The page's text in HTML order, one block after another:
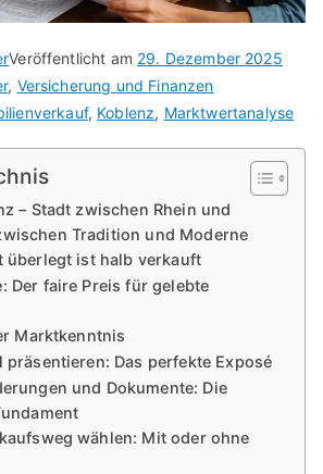
Veröffentlicht am 29. Dezember 2025
, Versicherung und Finanzen
, Koblenz, Marktwertanalyse
– Stadt zwischen Rhein und
Tradition und Moderne
überlegt ist halb verkauft
Der faire Preis für gelebte
Marktkenntnis
Das perfekte Exposé
und Dokumente: Die
wählen: Mit oder ohne